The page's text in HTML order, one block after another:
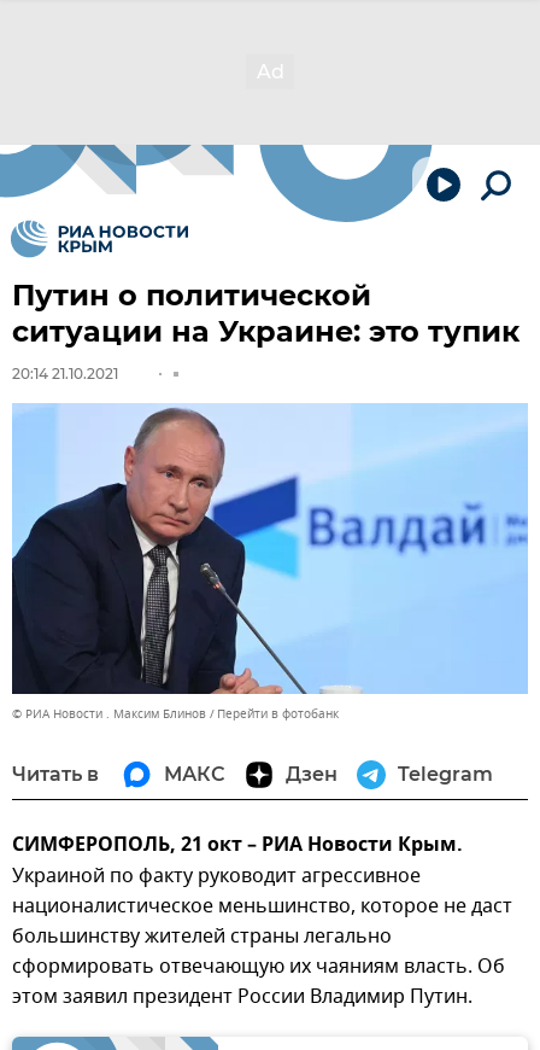
Путин о политической
ситуации на Украине: это тупик
20:14 21.10.2021
© РИА Новости . Максим Блинов Перейти в фотобанк
Читать в МАКС Дзен Telegram
СИМФЕРОПОЛЬ, 21 окт – РИА Новости Крым.
Украиной по факту руководит агрессивное
националистическое меньшинство, которое не даст
большинству жителей страны легально
сформировать отвечающую их чаяниям власть. Об
этом заявил президент России Владимир Путин.